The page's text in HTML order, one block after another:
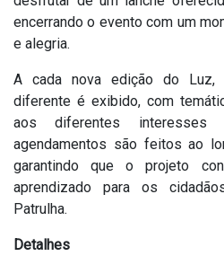
encerrando o evento com um
e alegria.
A cada nova edição do Luz,
diferente é exibido, com
aos diferentes interesses
agendamentos são feitos ao
garantindo que o projeto
aprendizado para os
Patrulha.
Detalhes